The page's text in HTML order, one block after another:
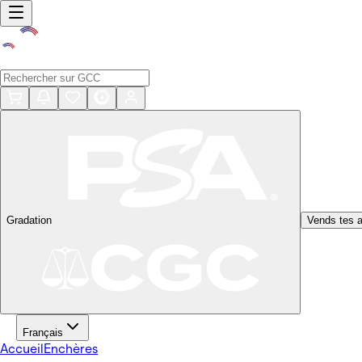
Gradation Vends tes
Français
AccueilEnchères